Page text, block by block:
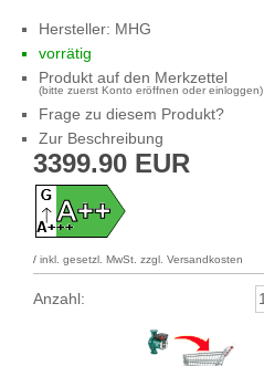
Hersteller: MHG
vorrätig
Produkt auf den Merkzettel
(bitte zuerst Konto eröffnen oder einloggen)
Frage zu diesem Produkt?
Zur Beschreibung
3399.90 EUR
/ inkl. gesetzl. MwSt. zzgl. Versandkosten
Anzahl: